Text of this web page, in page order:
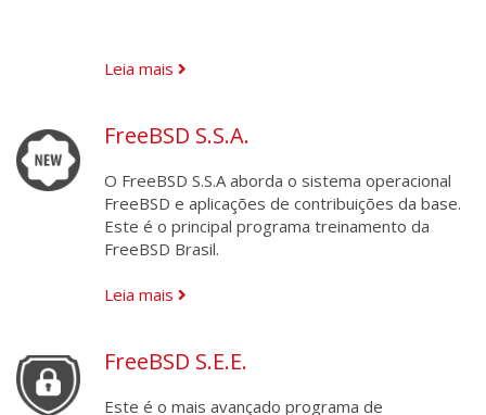
Leia mais
FreeBSD S.S.A.
O FreeBSD S.S.A aborda o sistema operacional
FreeBSD e aplicações de contribuições da base.
Este é o principal programa treinamento da
FreeBSD Brasil.
Leia mais
FreeBSD S.E.E.
Este é o mais avançado programa de